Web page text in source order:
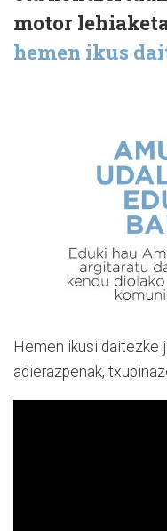
motor
hemen ikus
Hemen ikusi daitezke
adierazpenak,